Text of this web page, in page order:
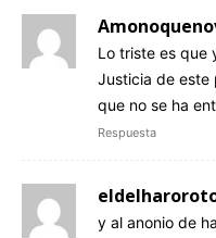
Lo triste es que
Justicia de este
que no se ha
Respuesta
y al anonio de